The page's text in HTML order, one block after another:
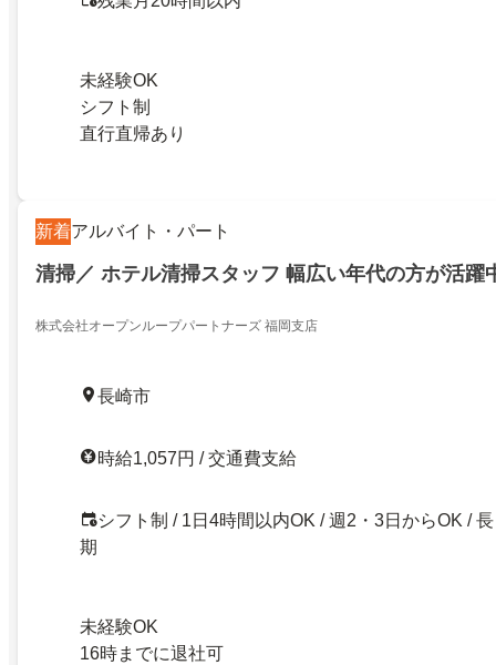
未経験OK
シフト制
直行直帰あり
新着アルバイト・パート
清掃／ ホテル清掃スタッフ 幅広い年代の方が活躍
株式会社オープンループパートナーズ 福岡支店
長崎市
時給1,057円 / 交通費支給
シフト制 / 1日4時間以内OK / 週2・3日からOK / 長
期
未経験OK
16時までに退社可